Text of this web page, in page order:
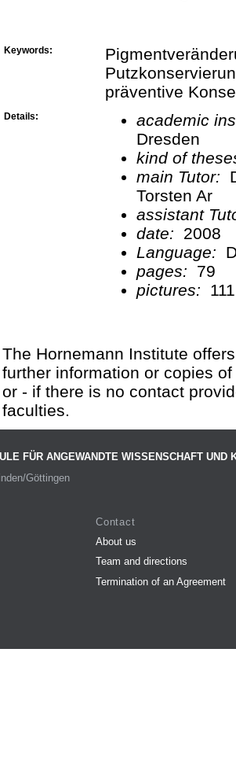
Keywords:
präventive
Details:
academic
Dresden
kind of
main Tutor:
Torsten Ar
assistant
date:
2008
Language:
pages:
79
pictures:
111
The Hornemann Institute
further information or copies
or - if there is no contact
faculties.
FÜR ANGEWANDTE WISSENSCHAFT UND
Göttingen
Contact
About us
Team and directions
Termination of an Agreement